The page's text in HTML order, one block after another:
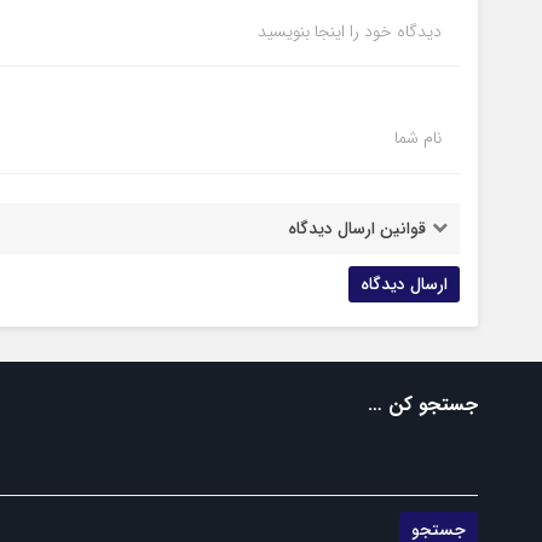
دیدگاه خود را اینجا بنویسید
نام شما
قوانین ارسال دیدگاه
جستجو کن …